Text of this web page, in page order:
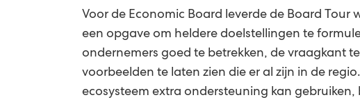
Voor de Economic Board leverde de Board Tour
een opgave om heldere doelstellingen te
ondernemers goed te betrekken, de vraagkant
voorbeelden te laten zien die er al zijn in de
ecosysteem extra ondersteuning kan